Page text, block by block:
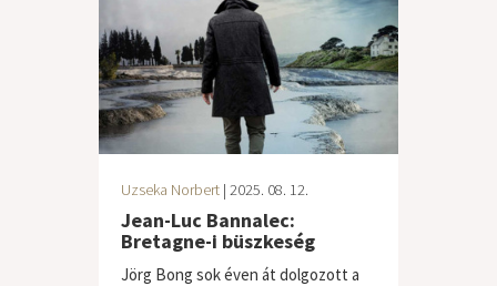
Uzseka Norbert | 2025. 08. 12.
Jean-Luc Bannalec:
Bretagne-i büszkeség
Jörg Bong sok éven át dolgozott a